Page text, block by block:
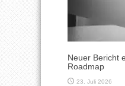
Neuer Bericht
Roadmap
23. Juli 2026